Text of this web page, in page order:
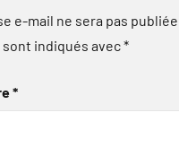
e-mail ne sera pas publiée.
indiqués avec*
*